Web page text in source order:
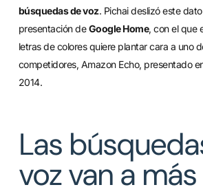
búsquedas de voz. Pichai deslizó este
presentación deGoogle Home, con el que
letras de colores quiere plantar cara a uno
competidores, Amazon Echo, presentado
2014.
Las
voz van a más